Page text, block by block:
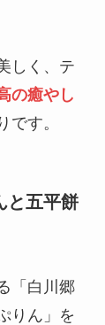
しく、テ
の癒やし
です。
と五平餅
「白川郷
りん」を